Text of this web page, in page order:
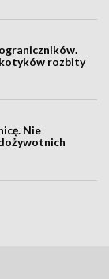
rozbity
Nie